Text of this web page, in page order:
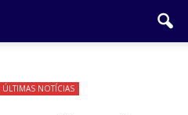
ÚLTIMAS NOTÍCIAS